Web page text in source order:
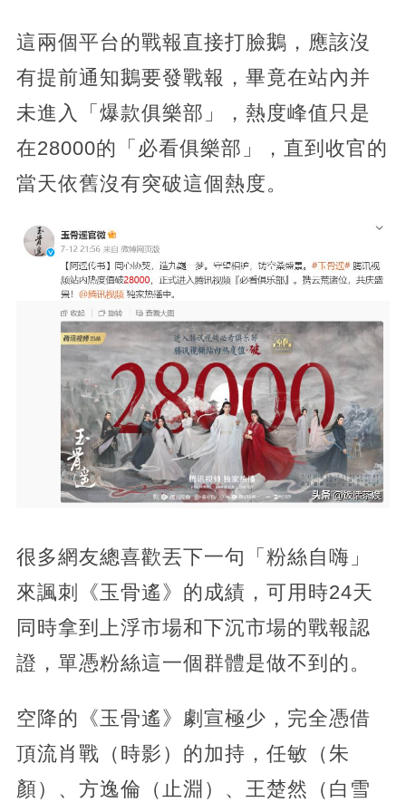
這兩個平台的戰報直接打臉鵝，應該沒
有提前通知鵝要發戰報，畢竟在站內并
未進入「爆款俱樂部」，熱度峰值只是
在28000的「必看俱樂部」，直到收官的
當天依舊沒有突破這個熱度。
很多網友總喜歡丟下一句「粉絲自嗨」
來諷刺《玉骨遙》的成績，可用時24天
同時拿到上浮市場和下沉市場的戰報認
證，單憑粉絲這一個群體是做不到的。
空降的《玉骨遙》劇宣極少，完全憑借
頂流肖戰（時影）的加持，任敏（朱
顏）、方逸倫（止淵）、王楚然（白雪